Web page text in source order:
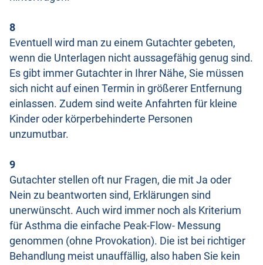
8
Eventuell wird man zu einem Gutachter gebeten,
wenn die Unterlagen nicht aussagefähig genug sind.
Es gibt immer Gutachter in Ihrer Nähe, Sie müssen
sich nicht auf einen Termin in größerer Entfernung
einlassen. Zudem sind weite Anfahrten für kleine
Kinder oder körperbehinderte Personen
unzumutbar.
9
Gutachter stellen oft nur Fragen, die mit Ja oder
Nein zu beantworten sind, Erklärungen sind
unerwünscht. Auch wird immer noch als Kriterium
für Asthma die einfache Peak-Flow- Messung
genommen (ohne Provokation). Die ist bei richtiger
Behandlung meist unauffällig, also haben Sie kein